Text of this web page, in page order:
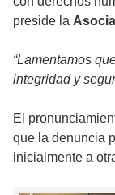
preside la
“Lamentamos
integridad y
El
que la denuncia
inicialmente a